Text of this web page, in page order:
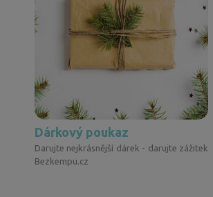
Dárkový poukaz
Darujte nejkrásnější dárek - darujte zážitek
Bezkempu.cz